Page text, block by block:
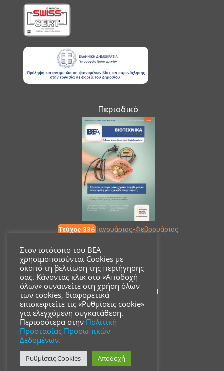
Περιοδικό
Τεύχος 336 Ιανουάριος-Φεβρουάριος
Επικοινωνία
Ακαδημίας 18, ΤΚ 10671
210 3680700
Στον ιστότοπο του ΒΕΑ
χρησιμοποιούνται Cookies με
σκοπό τη βελτίωση της περιήγησης
σας. Κάνοντας κλικ στο «Αποδοχή
όλων» συναινείτε στη χρήση όλων
των cookies, διαφορετικά
επισκεφτείτε τις «Ρυθμίσεις cookie»
για ελεγχόμενη συγκατάθεση.
Περισσότερα στην Πολιτική
Προστασίας Προσωπικών
Δεδομένων.
Ρυθμίσεις Cookies Αποδοχή